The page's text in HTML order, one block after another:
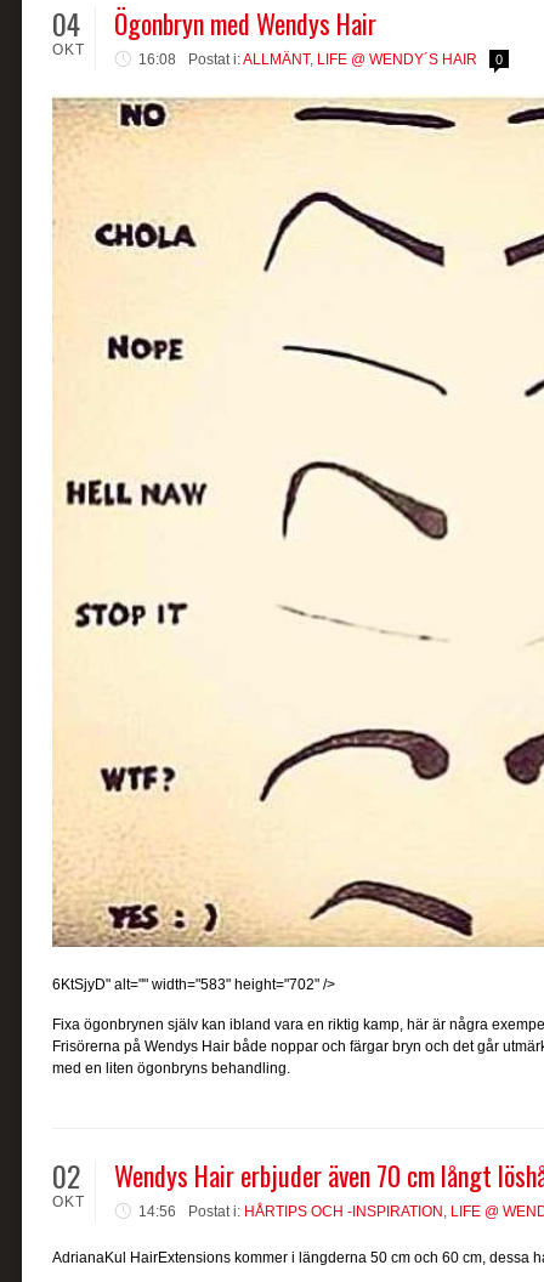
04
OKT
Ögonbryn med Wendys Hair
16:08 Postat i:ALLMÄNT, LIFE @ WENDY´S HAIR 0
6KtSjyD" alt="" width="583" height="702" />
Fixa ögonbrynen själv kan ibland vara en riktig kamp, här är några
Frisörerna på Wendys Hair både noppar och färgar bryn och det går
med en liten ögonbryns behandling.
02
OKT
Wendys Hair erbjuder även 70 cm långt
14:56 Postat i: HÅRTIPS OCH -INSPIRATION , LIFE @
AdrianaKul HairExtensions kommer i längderna 50 cm och 60 cm, dessa